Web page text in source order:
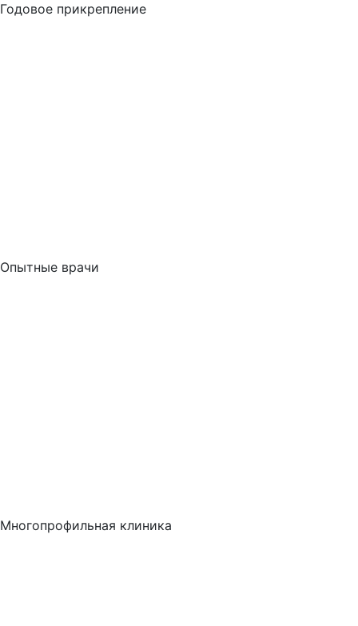
Годовое прикрепление
Опытные врачи
Многопрофильная клиника